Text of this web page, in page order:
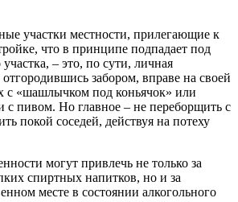
участки местности, прилегающие к
что в принципе подпадает под
– это, по сути, личная
забором, вправе на своей
с «шашлычком под коньячок» или
с пивом. Но главное – не переборщить с
покой соседей, действуя на потеху
могут привлечь не только за
спиртных напитков, но и за
месте в состоянии алкогольного